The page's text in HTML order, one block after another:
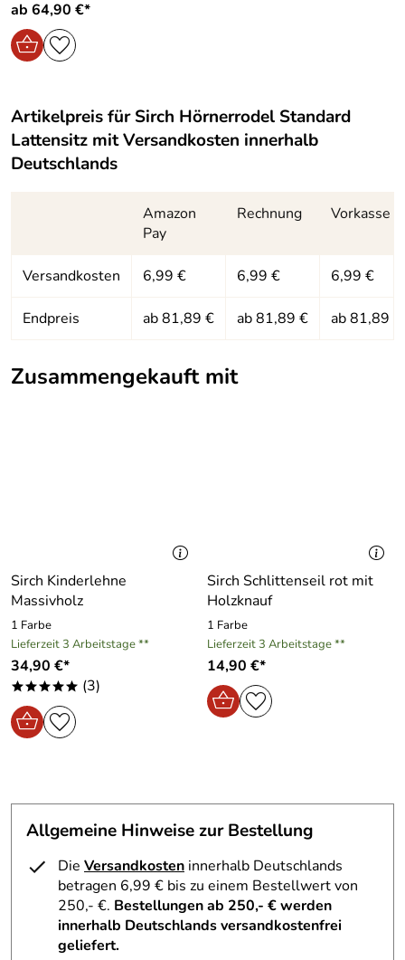
info@sirch.de
Bewertungsdatum: 05.01.2018
ab 64,90 €*
Artikelpreis fürSirch Hörnerrodel Standard
Lattensitz mit Versandkosten innerhalb
Deutschlands
Amazon
Pay
Rechnung Vorkasse
Versandkosten 6,99 € 6,99 € 6,99 €
Endpreis ab 81,89 € ab 81,89 € ab 81,89 €
Zusammengekauft mit
Sirch Kinderlehne
Massivholz
1 Farbe
Lieferzeit 3 Arbeitstage **
34,90 €*
***** (3)
Sirch Schlittenseil rot mit
Holzknauf
1 Farbe
Lieferzeit 3 Arbeitstage **
14,90 €*
Allgemeine Hinweise zur Bestellung
Die Versandkosten innerhalb Deutschlands
betragen 6,99 € bis zu einem Bestellwert von
250,- €. Bestellungen ab 250,- € werden
innerhalb Deutschlands versandkostenfrei
geliefert.